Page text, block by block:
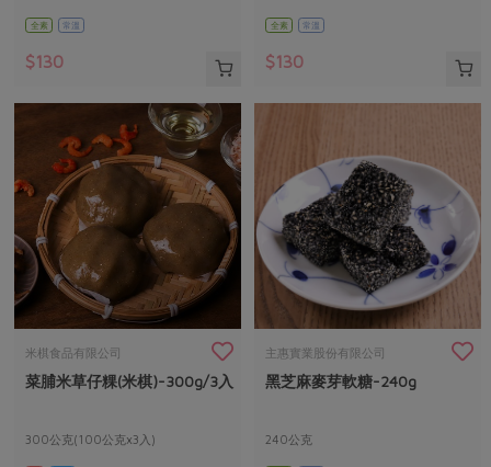
調味醬料/南北貨 烘焙
居家好物
美妝保養 個人清潔
家庭清潔 織品
日用品 圖書禮品
醬料
湯品．鍋物
涼拌沙拉
飲品
主題食譜
異國料理
年菜食譜
更多當季產品
主婦聯盟X樂齡網特約優惠案
30%rPET紅烏龍茶
2024農業發展計畫年度報告
更多議題活動
把最好的台灣味帶回家！
公益金
更多議題
生活者e週報
綠主張月刊
檢驗報告
硝酸鹽檢驗
社員權益
合作社法規
社務專區
選舉專區
媒體報導
全素 常溫
$130
全素 常溫
$130
米棋食品有限公司
菜脯米草仔粿(米棋)-300g/3入
300公克(100公克x3入)
主惠實業股份有限公司
黑芝麻麥芽軟糖-240g
240公克